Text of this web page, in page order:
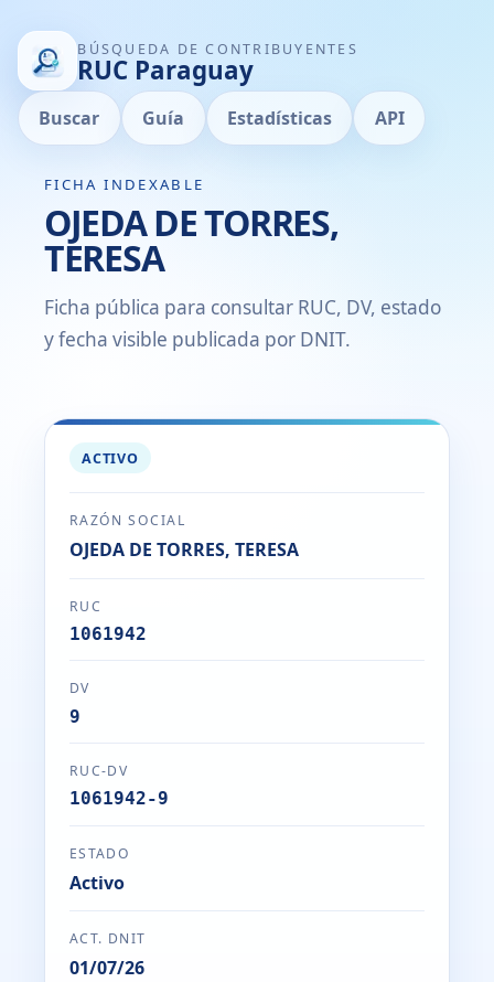
BÚSQUEDA DE CONTRIBUYENTES
RUC Paraguay
Buscar Guía Estadísticas API
FICHA INDEXABLE
OJEDA DE TORRES,
TERESA
Ficha pública para consultar RUC, DV, estado
y fecha visible publicada por DNIT.
ACTIVO
RAZÓN SOCIAL
OJEDA DE TORRES, TERESA
RUC
1061942
DV
9
RUC-DV
1061942-9
ESTADO
Activo
ACT. DNIT
01/07/26